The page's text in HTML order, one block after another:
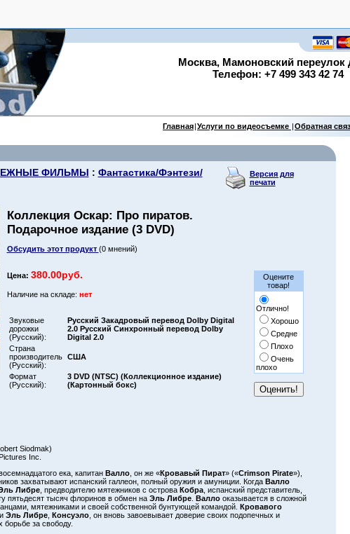
Москва, Мамоновский переулок
Телефон: +7 499 343 42 74
Главная|Услуги по видеосъемке |Обратная
ФИЛЬМЫ : Фантастика/Фэнтези/
Версия для
печати
Коллекция Оскар: Про пиратов.
Подарочное издание (3 DVD)
Обсудить этот продукт (0 мнений)
Цена: 380.00руб.
Оцените
товар!
Отлично!
Хорошо
Средне
Плохо
Очень
плохо
Наличие на складе: нет
Звуковые
дорожки
(Русский):
Русский Закадровый перевод Dolby Digital
2.0 Русский Синхронный перевод Dolby
Digital 2.0
Страна
производитель
(Русский):
США
Формат
(Русский):
3 DVD (NTSC) (Коллекционное издание)
(Картонный бокс)
Siodmak)
Inc.
ека, капитан Валло, он же «Кровавый Пират» («Crimson Pirate»),
захватывают испанский галлеон, полный оружия и амуниции. Когда Валло
Либре, предводителю мятежников с острова Кобра, испанский представитель,
пятьдесят тысяч флоринов в обмен на Эль Либре. Валлооказывается в сложной
мятежниками и своей собственной бунтующей командой. Кровавого
Эль Либре, Консуэло, он вновь завоевывает доверие своих подопечных и
борьбе за свободу.